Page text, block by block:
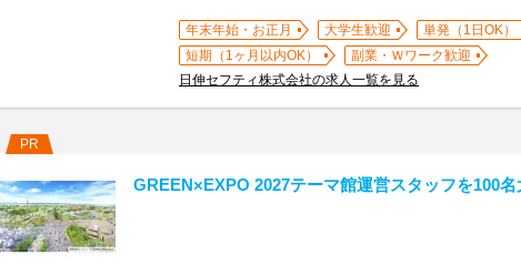
年末年始・お正月 大学生歓迎
単発（1日OK）
短期（1ヶ月以内OK）
副業・Ｗワーク歓迎
日伸セフティ株式会社の求人一覧を見る
PR
GREEN×EXPO 2027テーマ館運営スタッフを100名